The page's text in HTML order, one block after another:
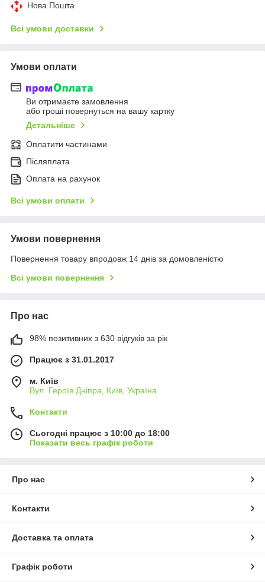
Нова Пошта
Всі умови доставки
Умови оплати
Ви отримаєте замовлення
або гроші повернуться на вашу картку
Детальніше
Оплатити частинами
Післяплата
Оплата на рахунок
Всі умови оплати
Умови повернення
Повернення товару впродовж 14 днів за домовленістю
Всі умови повернення
Про нас
98% позитивних з 630 відгуків за рік
Працює з 31.01.2017
м. Київ
Вул. Героїв Дніпра, Київ, Україна
Контакти
Сьогодні працює з 10:00 до 18:00
Показати весь графік роботи
Про нас
Контакти
Доставка та оплата
Графік роботи